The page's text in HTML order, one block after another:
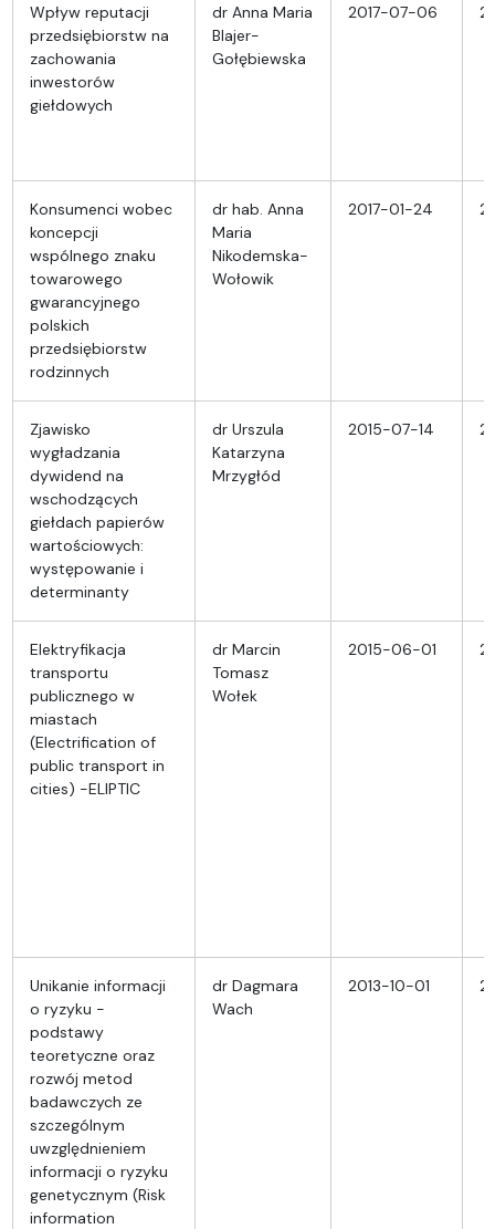
Wpływ reputacji
przedsiębiorstw na
zachowania
inwestorów
giełdowych
dr Anna Maria
Blajer-
Gołębiewska
2017-07-06
Konsumenci wobec
koncepcji
wspólnego znaku
towarowego
gwarancyjnego
polskich
przedsiębiorstw
rodzinnych
dr hab. Anna
Maria
Nikodemska-
Wołowik
2017-01-24
Zjawisko
wygładzania
dywidend na
wschodzących
giełdach papierów
wartościowych:
występowanie i
determinanty
dr Urszula
Katarzyna
Mrzygłód
2015-07-14
Elektryfikacja
transportu
publicznego w
miastach
(Electrification of
public transport in
cities) -ELIPTIC
dr Marcin
Tomasz
Wołek
2015-06-01
Unikanie informacji
o ryzyku -
podstawy
teoretyczne oraz
rozwój metod
badawczych ze
szczególnym
uwzględnieniem
informacji o ryzyku
genetycznym (Risk
information
dr Dagmara
Wach
2013-10-01